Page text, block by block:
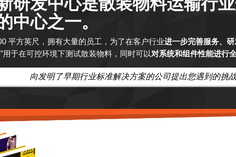
中心之一。
平方英尺，拥有大量的员工，为了在客户行业进一步完善服务、
用于在可控环境下测试散装物料，同时可以对系统和组件性能进行
向发明了早期行业标准解决方案的公司提出您遇到的挑